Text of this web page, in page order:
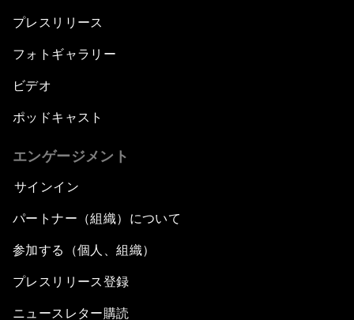
プレスリリース
フォトギャラリー
ビデオ
ポッドキャスト
エンゲージメント
サインイン
パートナー（組織）について
参加する（個人、組織）
プレスリリース登録
ニュースレター購読